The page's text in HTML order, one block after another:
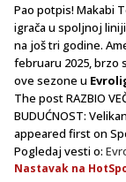
Pao potpis! Makabi
igrača u spoljnoj
na još tri godine.
februaru 2025, brzo
ove sezone u
The post RAZBIO
BUDUĆNOST:
appeared first on
Pogledaj vesti o:
Nastavak na